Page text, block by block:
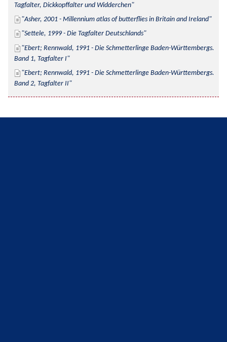
Tagfalter, Dickkopffalter und Widderchen
Asher, 2001 - Millennium atlas of butterflies in Britain and Ireland
Settele, 1999 - Die Tagfalter Deutschlands
Ebert; Rennwald, 1991 - Die Schmetterlinge Baden-Württembergs.
Band 1, Tagfalter I
Ebert; Rennwald, 1991 - Die Schmetterlinge Baden-Württembergs.
Band 2, Tagfalter II